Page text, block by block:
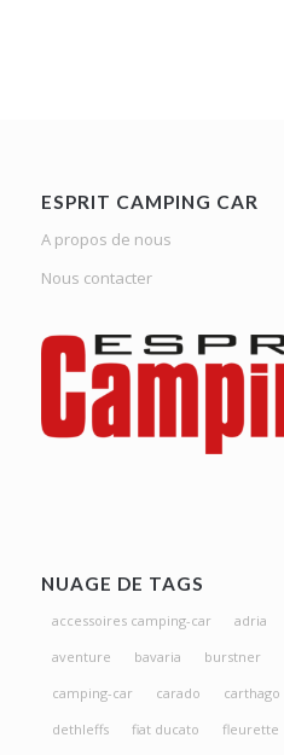
ESPRIT CAMPING CAR
A propos de nous
Nous contacter
NUAGE DE TAGS
accessoires camping-car adria
aventure
bavaria burstner
camping-car
carado carthago
dethleffs
fiat ducato fleurette